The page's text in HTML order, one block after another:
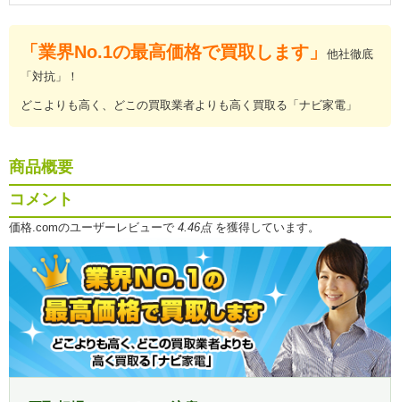
「業界No.1の最高価格で買取します」
他社徹底
「対抗」！
どこよりも高く、どこの買取業者よりも高く買取る「ナビ家電」
商品概要
コメント
価格.comのユーザーレビューで 4.46点を獲得しています。